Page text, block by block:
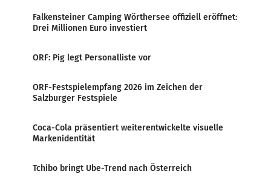
Falkensteiner Camping Wörthersee offiziell eröffnet:
Drei Millionen Euro investiert
ORF: Pig legt Personalliste vor
ORF-Festspielempfang 2026 im Zeichen der
Salzburger Festspiele
Coca-Cola präsentiert weiterentwickelte visuelle
Markenidentität
Tchibo bringt Ube-Trend nach Österreich